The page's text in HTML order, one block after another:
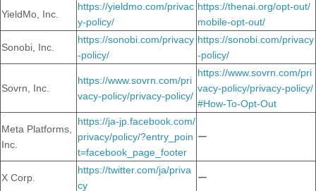
YieldMo, Inc.
https://yieldmo.com/privac
y-policy/
https://thenai.org/opt-out/
mobile-opt-out/
Sonobi, Inc.
https://sonobi.com/privacy
-policy/
https://sonobi.com/privacy
-policy/
Sovrn, Inc.
https://www.sovrn.com/pri
vacy-policy/privacy-policy/
https://www.sovrn.com/pri
vacy-policy/privacy-policy/
#How-To-Opt-Out
Meta Platforms,
Inc.
https://ja-jp.facebook.com/
privacy/policy/?entry_poin
t=facebook_page_footer
ー
X Corp.
https://twitter.com/ja/priva
cy
ー